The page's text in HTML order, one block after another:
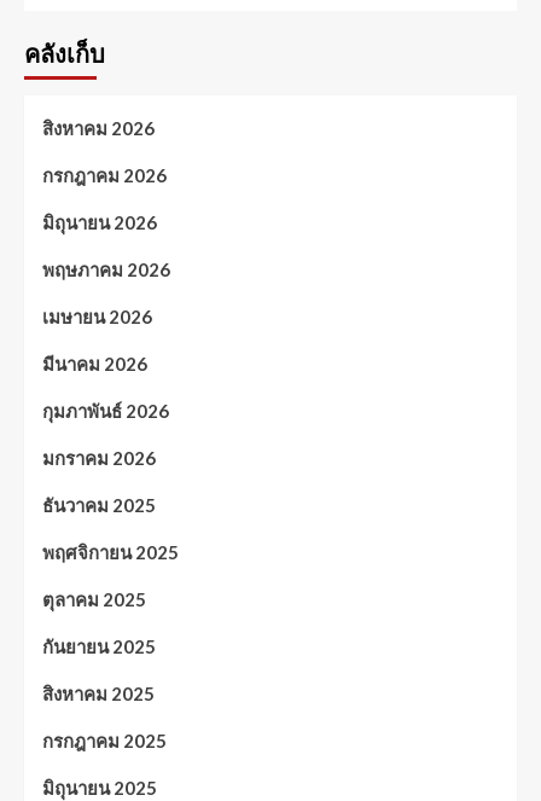
คลังเก็บ
สิงหาคม 2026
กรกฎาคม 2026
มิถุนายน 2026
พฤษภาคม 2026
เมษายน 2026
มีนาคม 2026
กุมภาพันธ์ 2026
มกราคม 2026
ธันวาคม 2025
พฤศจิกายน 2025
ตุลาคม 2025
กันยายน 2025
สิงหาคม 2025
กรกฎาคม 2025
มิถุนายน 2025